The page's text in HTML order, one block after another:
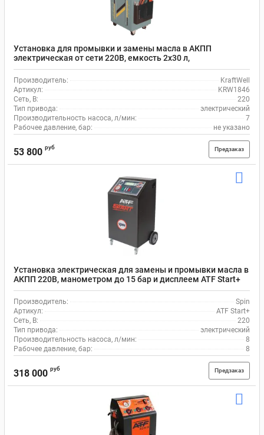
Установка для промывки и замены масла в АКПП
электрическая от сети 220В, емкость 2х30 л,
производительность 7л/мин KraftWell KRW1846
Производитель:
KraftWell
Артикул:
KRW1846
Сеть, В:
220
Тип привода:
электрический
Производительность насоса, л/мин:
7
Рабочее давление, бар:
не указано
53 800 руб Предзаказ
Установка электрическая для замены и промывки масла в
АКПП 220В, манометром до 15 бар и дисплеем ATF Start+
Spin
Производитель:
Spin
Артикул:
ATF Start+
Сеть, В:
220
Тип привода:
электрический
Производительность насоса, л/мин:
8
Рабочее давление, бар:
8
318 000 руб Предзаказ